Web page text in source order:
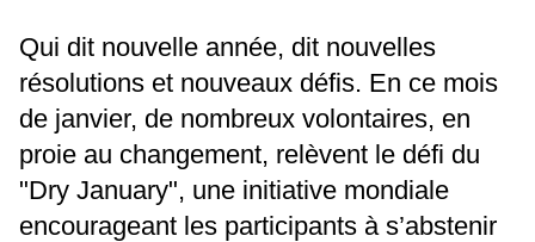
Qui dit nouvelle année, dit nouvelles
résolutions et nouveaux défis. En ce mois
de janvier, de nombreux volontaires, en
proie au changement, relèvent le défi du
"Dry January", une initiative mondiale
encourageant les participants à s’abstenir